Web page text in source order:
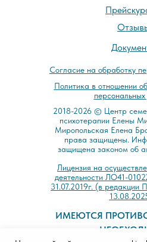
2018-2026 © Центр
психотерапии Елены
Миропольская Елена
права защищены.
защищена законом об
Лицензия на
деятельности ЛО41-
31.07.2019г. (в
Cогласие на обработку
Политика в отношении
ИМЕЮТСЯ